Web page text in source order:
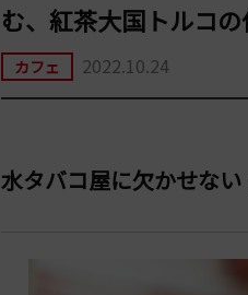
む、紅茶大国トルコ
カフェ 2022.10.24
水タバコ屋に欠かせな